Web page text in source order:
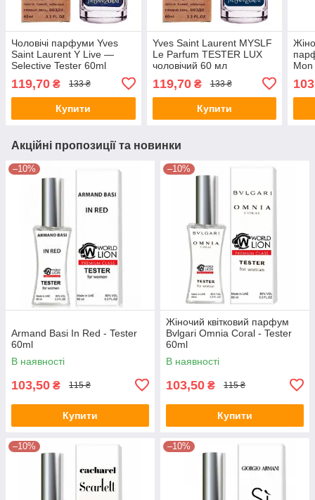
Чоловічі парфуми Yves
Saint Laurent Y Live —
Selective Tester 60ml
119,70 ₴ 133 ₴
Купити
Yves Saint Laurent MYSLF
Le Parfum TESTER LUX
чоловічий 60 мл
119,70₴ 133 ₴
Купити
Акційні пропозиції та новинки
–10%
Armand Basi In Red - Tester
60ml
В наявності
103,50 ₴ 115 ₴
Купити
–10%
Жіночий квітковий парфум
Bvlgari Omnia Coral - Tester
60ml
В наявності
103,50 ₴ 115 ₴
Купити
–10% –10%